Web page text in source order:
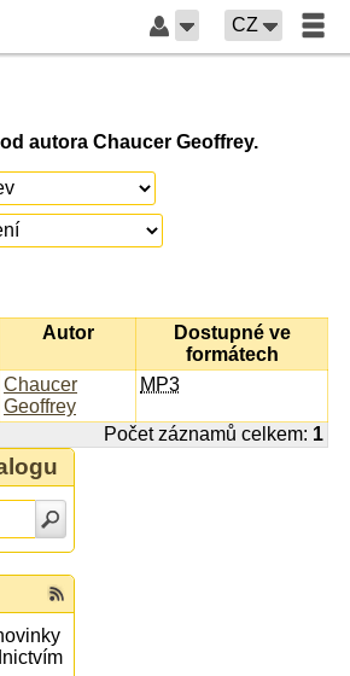
CZ
autora Chaucer Geoffrey.
Autor
Dostupné ve
formátech
Chaucer
Geoffrey
MP3
Počet záznamů celkem: 1